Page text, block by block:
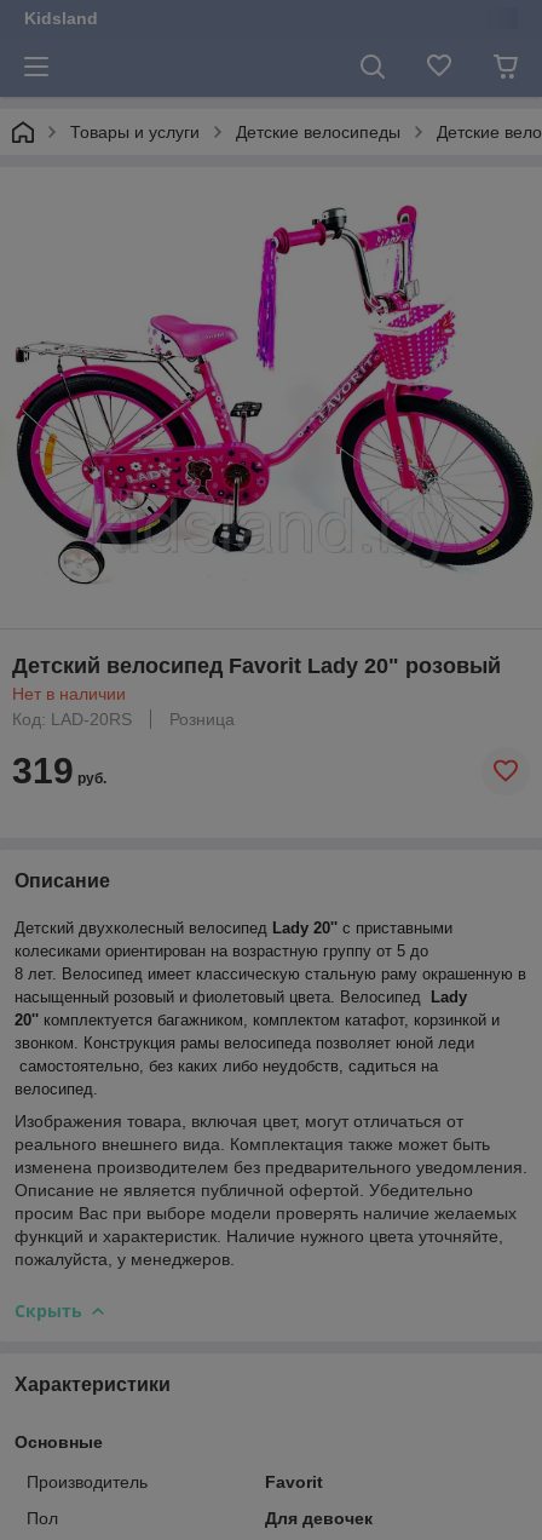
Kidsland
Товары и услуги Детские велосипеды Детские
Детский велосипед Favorit Lady 20" розовый
Нет в наличии
Код: LAD-20RS
Розница
319 руб.
Описание
Детский двухколесный велосипед Lady 20'' c приставными
колесиками ориентирован на возрастную группу от 5 до
8 лет. Велосипед имеет классическую стальную раму окрашенную в
насыщенный розовый и фиолетовый цвета. Велосипед
Lady
20'' комплектуется багажником, комплектом катафот, корзинкой и
звонком. Конструкция рамы велосипеда позволяет юной леди
самостоятельно, без каких либо неудобств, садиться на
велосипед.
Изображения товара, включая цвет, могут отличаться от
реального внешнего вида. Комплектация также может быть
изменена производителем без предварительного уведомления.
Описание не является публичной офертой. Убедительно
просим Вас при выборе модели проверять наличие желаемых
функций и характеристик. Наличие нужного цвета уточняйте,
пожалуйста, у менеджеров.
Скрыть
Характеристики
Основные
Производитель
Favorit
Пол
Для девочек